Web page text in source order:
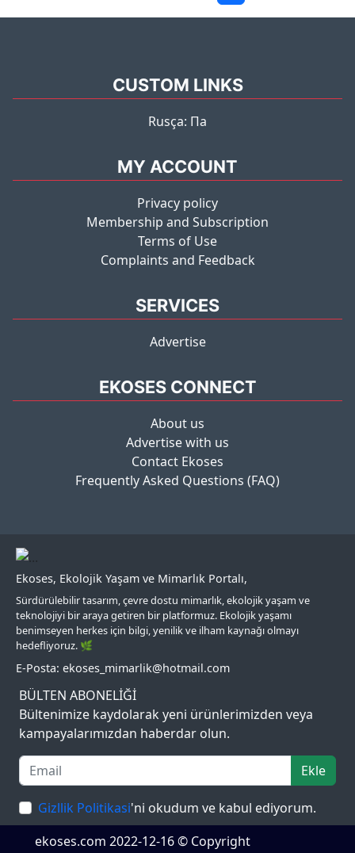
CUSTOM LINKS
Rusça: Па
MY ACCOUNT
Privacy policy
Membership and Subscription
Terms of Use
Complaints and Feedback
SERVICES
Advertise
EKOSES CONNECT
About us
Advertise with us
Contact Ekoses
Frequently Asked Questions (FAQ)
Ekoses, Ekolojik Yaşam ve Mimarlık Portalı,
Sürdürülebilir tasarım, çevre dostu mimarlık, ekolojik yaşam ve
teknolojiyi bir araya getiren bir platformuz. Ekolojik yaşamı
benimseyen herkes için bilgi, yenilik ve ilham kaynağı olmayı
hedefliyoruz. 🌿
E-Posta: ekoses_mimarlik@hotmail.com
BÜLTEN ABONELİĞİ
Bültenimize kaydolarak yeni ürünlerimizden veya
kampayalarımızdan haberdar olun.
Ekle
Gizllik Politikasi'ni okudum ve kabul ediyorum.
ekoses.com 2022-12-16 © Copyright